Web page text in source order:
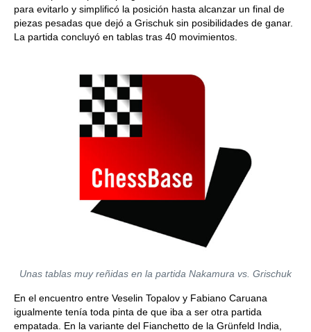
para evitarlo y simplificó la posición hasta alcanzar un final de
piezas pesadas que dejó a Grischuk sin posibilidades de ganar.
La partida concluyó en tablas tras 40 movimientos.
Unas tablas muy reñidas en la partida Nakamura vs. Grischuk
En el encuentro entre Veselin Topalov y Fabiano Caruana
igualmente tenía toda pinta de que iba a ser otra partida
empatada. En la variante del Fianchetto de la Grünfeld India,